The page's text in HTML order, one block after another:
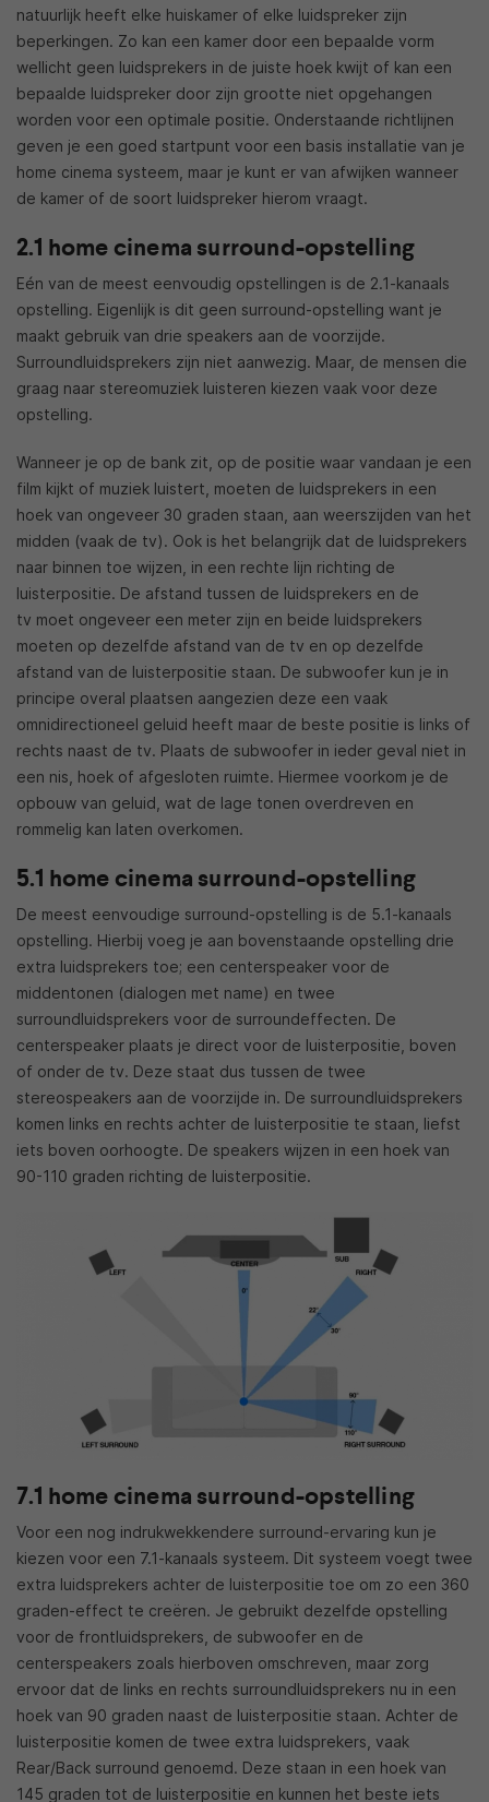
natuurlijk heeft elke huiskamer of elke luidspreker zijn
beperkingen. Zo kan een kamer door een bepaalde vorm
wellicht geen luidsprekers in de juiste hoek kwijt of kan een
bepaalde luidspreker door zijn grootte niet opgehangen
worden voor een optimale positie. Onderstaande richtlijnen
geven je een goed startpunt voor een basis installatie van je
home cinema systeem, maar je kunt er van afwijken wanneer
de kamer of de soort luidspreker hierom vraagt.
2.1 home cinema surround-opstelling
Eén van de meest eenvoudig opstellingen is de 2.1-kanaals
opstelling. Eigenlijk is dit geen surround-opstelling want je
maakt gebruik van drie speakers aan de voorzijde.
Surroundluidsprekers zijn niet aanwezig. Maar, de mensen die
graag naar stereomuziek luisteren kiezen vaak voor deze
opstelling.
Wanneer je op de bank zit, op de positie waar vandaan je een
film kijkt of muziek luistert, moeten de luidsprekers in een
hoek van ongeveer 30 graden staan, aan weerszijden van het
midden (vaak de tv). Ook is het belangrijk dat de luidsprekers
naar binnen toe wijzen, in een rechte lijn richting de
luisterpositie. De afstand tussen de luidsprekers en de
tv moet ongeveer een meter zijn en beide luidsprekers
moeten op dezelfde afstand van de tv en op dezelfde
afstand van de luisterpositie staan. De subwoofer kun je in
principe overal plaatsen aangezien deze een vaak
omnidirectioneel geluid heeft maar de beste positie is links of
rechts naast de tv. Plaats de subwoofer in ieder geval niet in
een nis, hoek of afgesloten ruimte. Hiermee voorkom je de
opbouw van geluid, wat de lage tonen overdreven en
rommelig kan laten overkomen.
5.1 home cinema surround-opstelling
De meest eenvoudige surround-opstelling is de 5.1-kanaals
opstelling. Hierbij voeg je aan bovenstaande opstelling drie
extra luidsprekers toe; een centerspeaker voor de
middentonen (dialogen met name) en twee
surroundluidsprekers voor de surroundeffecten. De
centerspeaker plaats je direct voor de luisterpositie, boven
of onder de tv. Deze staat dus tussen de twee
stereospeakers aan de voorzijde in. De surroundluidsprekers
komen links en rechts achter de luisterpositie te staan, liefst
iets boven oorhoogte. De speakers wijzen in een hoek van
90-110 graden richting de luisterpositie.
7.1 home cinema surround-opstelling
Voor een nog indrukwekkendere surround-ervaring kun je
kiezen voor een 7.1-kanaals systeem. Dit systeem voegt twee
extra luidsprekers achter de luisterpositie toe om zo een 360
graden-effect te creëren. Je gebruikt dezelfde opstelling
voor de frontluidsprekers, de subwoofer en de
centerspeakers zoals hierboven omschreven, maar zorg
ervoor dat de links en rechts surroundluidsprekers nu in een
hoek van 90 graden naast de luisterpositie staan. Achter de
luisterpositie komen de twee extra luidsprekers, vaak
Rear/Back surround genoemd. Deze staan in een hoek van
145 graden tot de luisterpositie en kunnen het beste iets